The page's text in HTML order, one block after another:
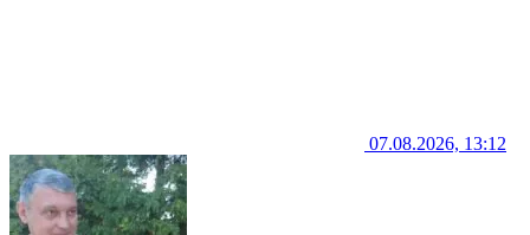
07.08.2026, 13:12